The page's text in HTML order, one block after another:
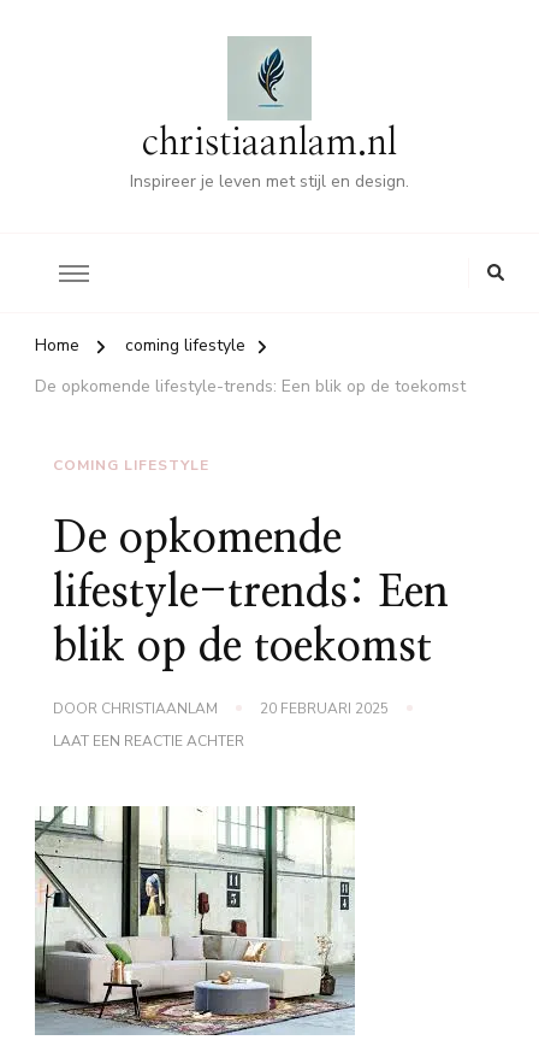
christiaanlam.nl
Inspireer je leven met stijl en design.
Home
coming lifestyle
De opkomende lifestyle-trends: Een blik op de toekomst
COMING LIFESTYLE
De opkomende
lifestyle-trends: Een
blik op de toekomst
DOOR CHRISTIAANLAM
20 FEBRUARI 2025
LAAT EEN REACTIE ACHTER
TRENDS:
EEN
BLIK
OP
DE
TOEKOMST